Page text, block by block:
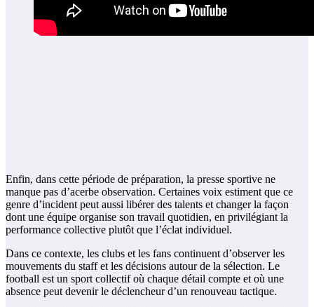
Enfin, dans cette période de préparation, la presse sportive ne
manque pas d’acerbe observation. Certaines voix estiment que ce
genre d’incident peut aussi libérer des talents et changer la façon
dont une équipe organise son travail quotidien, en privilégiant la
performance collective plutôt que l’éclat individuel.
Dans ce contexte, les clubs et les fans continuent d’observer les
mouvements du staff et les décisions autour de la sélection. Le
football est un sport collectif où chaque détail compte et où une
absence peut devenir le déclencheur d’un renouveau tactique.